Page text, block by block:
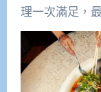
理一次滿足，